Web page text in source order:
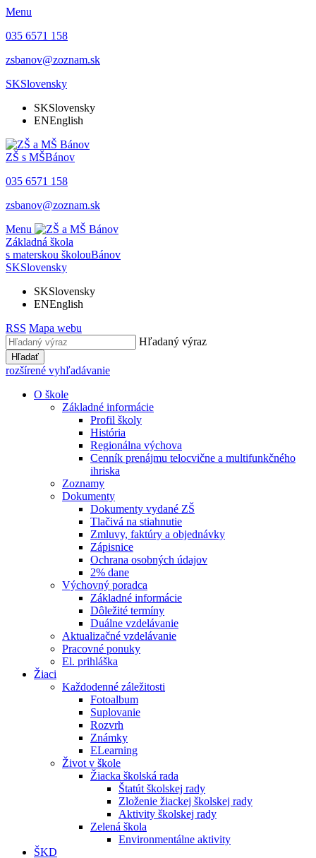
Menu
035 6571 158
zsbanov@zoznam.sk
SKSlovensky
SKSlovensky
ENEnglish
ZŠ s MŠBánov
035 6571 158
zsbanov@zoznam.sk
Menu
Základná škola
s materskou školouBánov
SKSlovensky
SKSlovensky
ENEnglish
RSS Mapa webu
Hľadaný výraz
Hľadať
rozšírené vyhľadávanie
O škole
Základné informácie
Profil školy
História
Regionálna výchova
Cenník prenájmu telocvične a multifunkčného
ihriska
Zoznamy
Dokumenty
Dokumenty vydané ZŠ
Tlačivá na stiahnutie
Zmluvy, faktúry a objednávky
Zápisnice
Ochrana osobných údajov
2% dane
Výchovný poradca
Základné informácie
Dôležité termíny
Duálne vzdelávanie
Aktualizačné vzdelávanie
Pracovné ponuky
El. prihláška
Žiaci
Každodenné záležitosti
Fotoalbum
Suplovanie
Rozvrh
Známky
ELearning
Život v škole
Žiacka školská rada
Štatút školskej rady
Zloženie žiackej školskej rady
Aktivity školskej rady
Zelená škola
Environmentálne aktivity
ŠKD